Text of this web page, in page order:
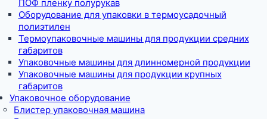
ПОФ пленку полурукав
Оборудование для упаковки в термоусадочный
полиэтилен
Термоупаковочные машины для продукции средних
габаритов
Упаковочные машины для длинномерной продукции
Упаковочные машины для продукции крупных
габаритов
Упаковочное оборудование
Блистер упаковочная машина